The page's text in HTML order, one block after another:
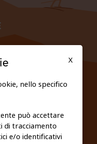
POLICY
X
nello specifico
può accettare
di tracciamento
e/o identificativi